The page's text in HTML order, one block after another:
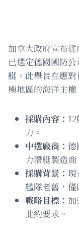
加拿大政府宣布
已選定德國國防
艇。此舉旨在應
極地區的海洋主權
採購內容：
力。
中選廠商： 德
力潛艇製造商
採購背景： 現
艦隊老舊，僅
戰略目標：
北約要求。